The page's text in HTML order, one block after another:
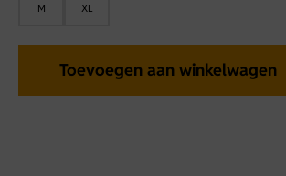
M XL
Toevoegen aan winkelwagen